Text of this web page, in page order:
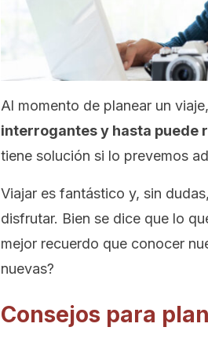
Al momento de planear un viaje,
interrogantes y hasta puede
tiene solución si lo prevemos
Viajar es fantástico y, sin
disfrutar. Bien se dice que lo
mejor recuerdo que conocer
nuevas?
Consejos para